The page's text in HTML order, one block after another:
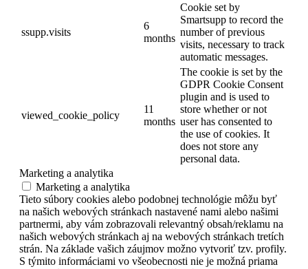
ssupp.visits
6
months
Cookie set by
Smartsupp to record the
number of previous
visits, necessary to track
automatic messages.
viewed_cookie_policy
11
months
The cookie is set by the
GDPR Cookie Consent
plugin and is used to
store whether or not
user has consented to
the use of cookies. It
does not store any
personal data.
Marketing a analytika
Marketing a analytika
Tieto súbory cookies alebo podobnej technológie môžu byť
na našich webových stránkach nastavené nami alebo našimi
partnermi, aby vám zobrazovali relevantný obsah/reklamu na
našich webových stránkach aj na webových stránkach tretích
strán. Na základe vašich záujmov možno vytvoriť tzv. profily.
S týmito informáciami vo všeobecnosti nie je možná priama